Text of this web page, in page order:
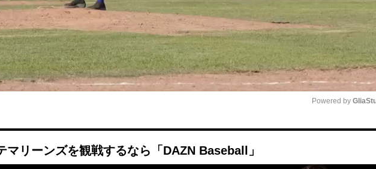
Powered by
マリーンズを観戦するなら「DAZN Baseball」